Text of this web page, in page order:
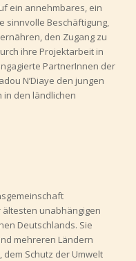
ein annehmbares, ein
sinnvolle Beschäftigung,
den Zugang zu
ihre Projektarbeit in
PartnerInnen der
N’Diaye den jungen
in den ländlichen
ältesten unabhängigen
Deutschlands. Sie
mehreren Ländern
Schutz der Umwelt